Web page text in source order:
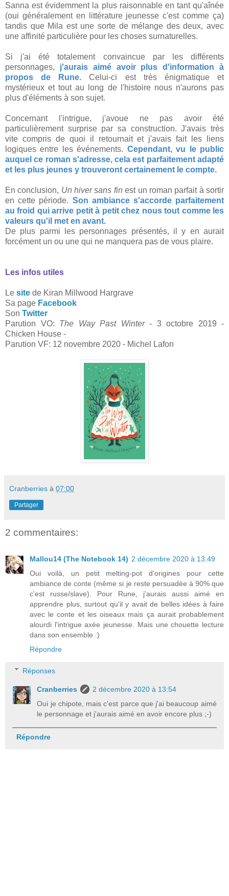
Sanna est évidemment la plus raisonnable en tant qu'aînée
(oui généralement en littérature jeunesse c'est comme ça)
tandis que Mila est une sorte de mélange des deux, avec
une affinité particulière pour les choses surnaturelles.
Si j'ai été totalement convaincue par les différents
personnages, j'aurais aimé avoir plus d'information à
propos de Rune. Celui-ci est très énigmatique et
mystérieux et tout au long de l'histoire nous n'aurons pas
plus d'éléments à son sujet.
Concernant l'intrigue, j'avoue ne pas avoir été
particulièrement surprise par sa construction. J'avais très
vite compris de quoi il retournait et j'avais fait les liens
logiques entre les événements. Cependant, vu le public
auquel ce roman s'adresse, cela est parfaitement adapté
et les plus jeunes y trouveront certainement le compte.
En conclusion, Un hiver sans fin est un roman parfait à sortir
en cette période. Son ambiance s'accorde parfaitement
au froid qui arrive petit à petit chez nous tout comme les
valeurs qu'il met en avant.
De plus parmi les personnages présentés, il y en aurait
forcément un ou une qui ne manquera pas de vous plaire.
Les infos utiles
Le site de Kiran Millwood Hargrave
Sa page Facebook
Son Twitter
Parution VO: The Way Past Winter - 3 octobre 2019 -
Chicken House -
Parution VF: 12 novembre 2020 - Michel Lafon
Cranberries à 07:00
Partager
2 commentaires:
Mallou14 (The Notebook 14) 2 décembre 2020 à 13:49
Oui voilà, un petit melting-pot d'origines pour cette
ambiance de conte (même si je reste persuadée à 90% que
c'est russe/slave). Pour Rune, j'aurais aussi aimé en
apprendre plus, surtout qu'il y avait de belles idées à faire
avec le conte et les oiseaux mais ça aurait probablement
alourdi l'intrigue axée jeunesse. Mais une chouette lecture
dans son ensemble :)
Répondre
Réponses
Cranberries
2 décembre 2020 à 13:54
Oui je chipote, mais c'est parce que j'ai beaucoup aimé
le personnage et j'aurais aimé en avoir encore plus ;-)
Répondre